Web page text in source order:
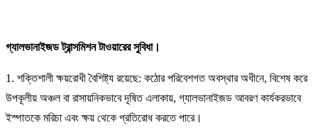
গ্যালভানাইজড ট্রান্সমিশন টাওয়ারের সুবিধা।
1. শক্তিশালী ক্ষয়রোধী বৈশিষ্ট্য রয়েছে: কঠোর পরিবেশগত অবস্থার অধীনে, বিশেষ করে
উপকূলীয় অঞ্চল বা রাসায়নিকভাবে দূষিত এলাকায়, গ্যালভানাইজড আবরণ কার্যকরভাবে
ইস্পাতকে মরিচা এবং ক্ষয় থেকে প্রতিরোধ করতে পারে।